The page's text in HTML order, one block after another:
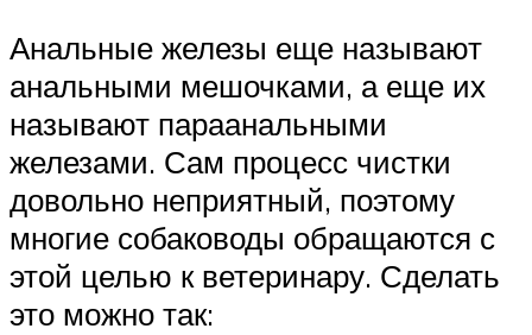
Анальные железы еще называют
анальными мешочками, а еще их
называют параанальными
железами. Сам процесс чистки
довольно неприятный, поэтому
многие собаководы обращаются с
этой целью к ветеринару. Сделать
это можно так: